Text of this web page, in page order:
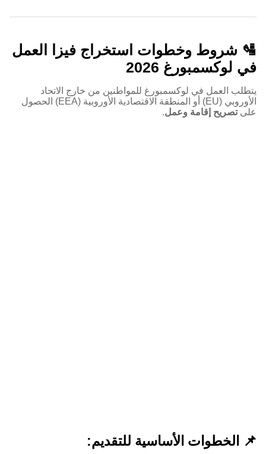
🛂 شروط وخطوات استخراج فيزا العمل
في لوكسمبورغ 2026
يتطلب العمل في لوكسمبورغ للمواطنين من خارج الاتحاد
الأوروبي (EU) أو المنطقة الاقتصادية الأوروبية (EEA) الحصول
علىتصريح إقامة وعمل.
📌 الخطوات الأساسية للتقديم: